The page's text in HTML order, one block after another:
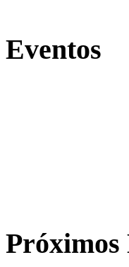
Eventos
Próximos